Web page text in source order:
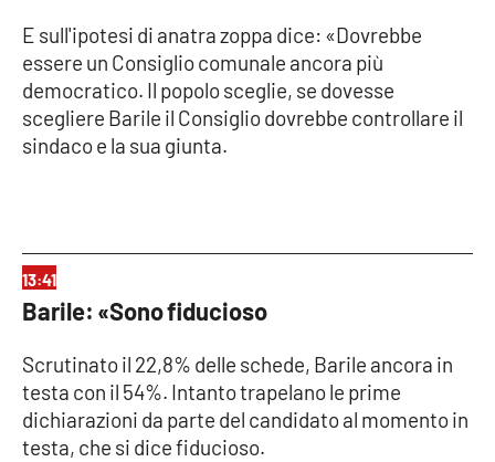
E sull'ipotesi di anatra zoppa dice: «Dovrebbe
essere un Consiglio comunale ancora più
democratico. Il popolo sceglie, se dovesse
scegliere Barile il Consiglio dovrebbe controllare il
sindaco e la sua giunta.
13:41
Barile: «Sono fiducioso
Scrutinato il 22,8% delle schede, Barile ancora in
testa con il 54%. Intanto trapelano le prime
dichiarazioni da parte del candidato al momento in
testa, che si dice fiducioso.